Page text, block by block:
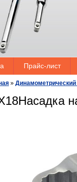
Прайс-лист
» Динамометрический